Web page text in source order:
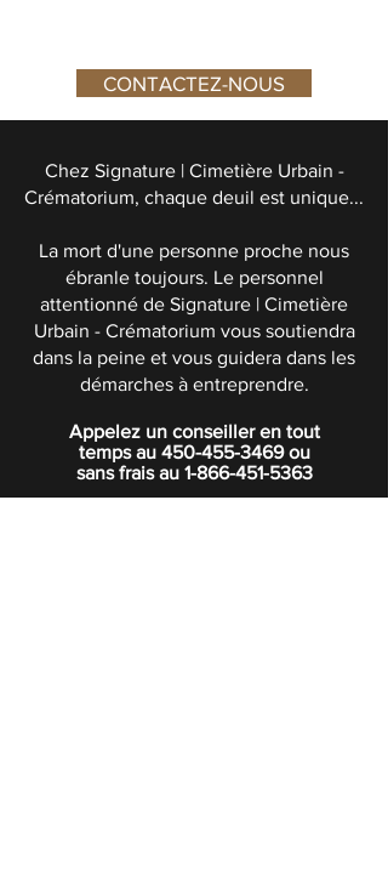
CONTACTEZ-NOUS
Chez Signature | Cimetière Urbain -
Crématorium, chaque deuil est unique...
La mort d'une personne proche nous
ébranle toujours. Le personnel
attentionné de Signature | Cimetière
Urbain - Crématorium vous soutiendra
dans la peine et vous guidera dans les
démarches à entreprendre.
Appelez un conseiller en tout
temps au 450-455-3469ou
sans frais au 1-866-451-5363